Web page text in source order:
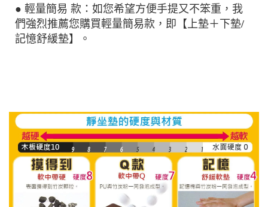
● 輕量簡易 款：如您希望方便手提又不笨重，我
們強烈推薦您購買輕量簡易款，即【上墊＋下墊/
記憶舒緩墊】。